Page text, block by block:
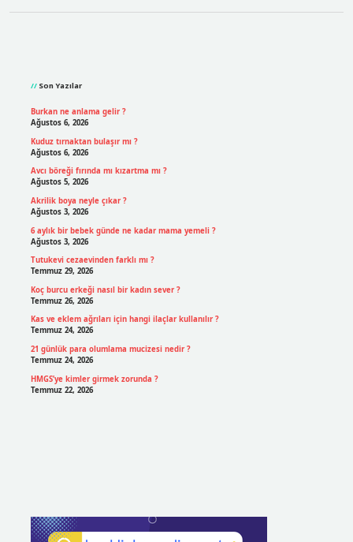
Son Yazılar
Burkan ne anlama gelir ?
Ağustos 6, 2026
Kuduz tırnaktan bulaşır mı ?
Ağustos 6, 2026
Avcı böreği fırında mı kızartma mı ?
Ağustos 5, 2026
Akrilik boya neyle çıkar ?
Ağustos 3, 2026
6 aylık bir bebek günde ne kadar mama yemeli ?
Ağustos 3, 2026
Tutukevi cezaevinden farklı mı ?
Temmuz 29, 2026
Koç burcu erkeği nasıl bir kadın sever ?
Temmuz 26, 2026
Kas ve eklem ağrıları için hangi ilaçlar kullanılır ?
Temmuz 24, 2026
21 günlük para olumlama mucizesi nedir ?
Temmuz 24, 2026
HMGS’ye kimler girmek zorunda ?
Temmuz 22, 2026